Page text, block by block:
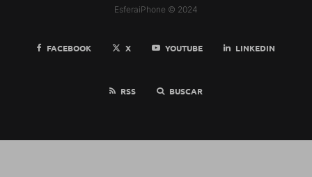
EsferaiPhone © 2024
FACEBOOK X YOUTUBE LINKEDIN
RSS BUSCAR